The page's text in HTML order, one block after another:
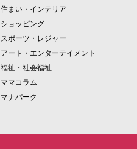
住まい・インテリア
ショッピング
スポーツ・レジャー
アート・エンターテイメント
福祉・社会福祉
ママコラム
マナパーク